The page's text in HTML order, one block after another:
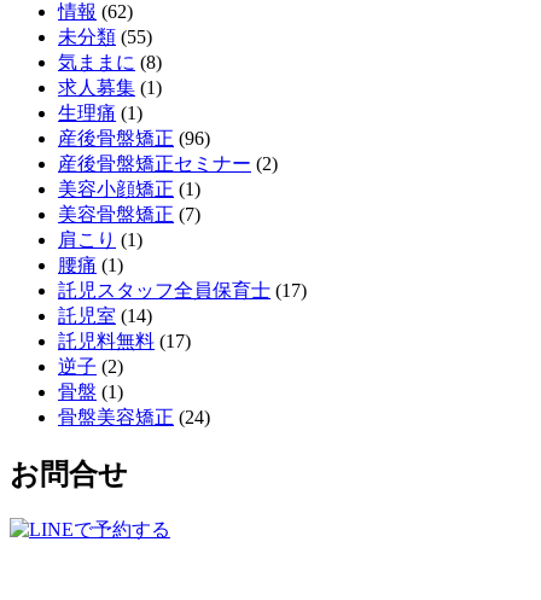
情報 (62)
未分類 (55)
気ままに (8)
求人募集 (1)
生理痛 (1)
産後骨盤矯正 (96)
産後骨盤矯正セミナー (2)
美容小顔矯正 (1)
美容骨盤矯正 (7)
肩こり (1)
腰痛 (1)
託児スタッフ全員保育士 (17)
託児室 (14)
託児料無料 (17)
逆子 (2)
骨盤 (1)
骨盤美容矯正 (24)
お問合せ